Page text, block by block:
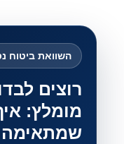
השוואת ביטוח
רוצים
מומלץ: